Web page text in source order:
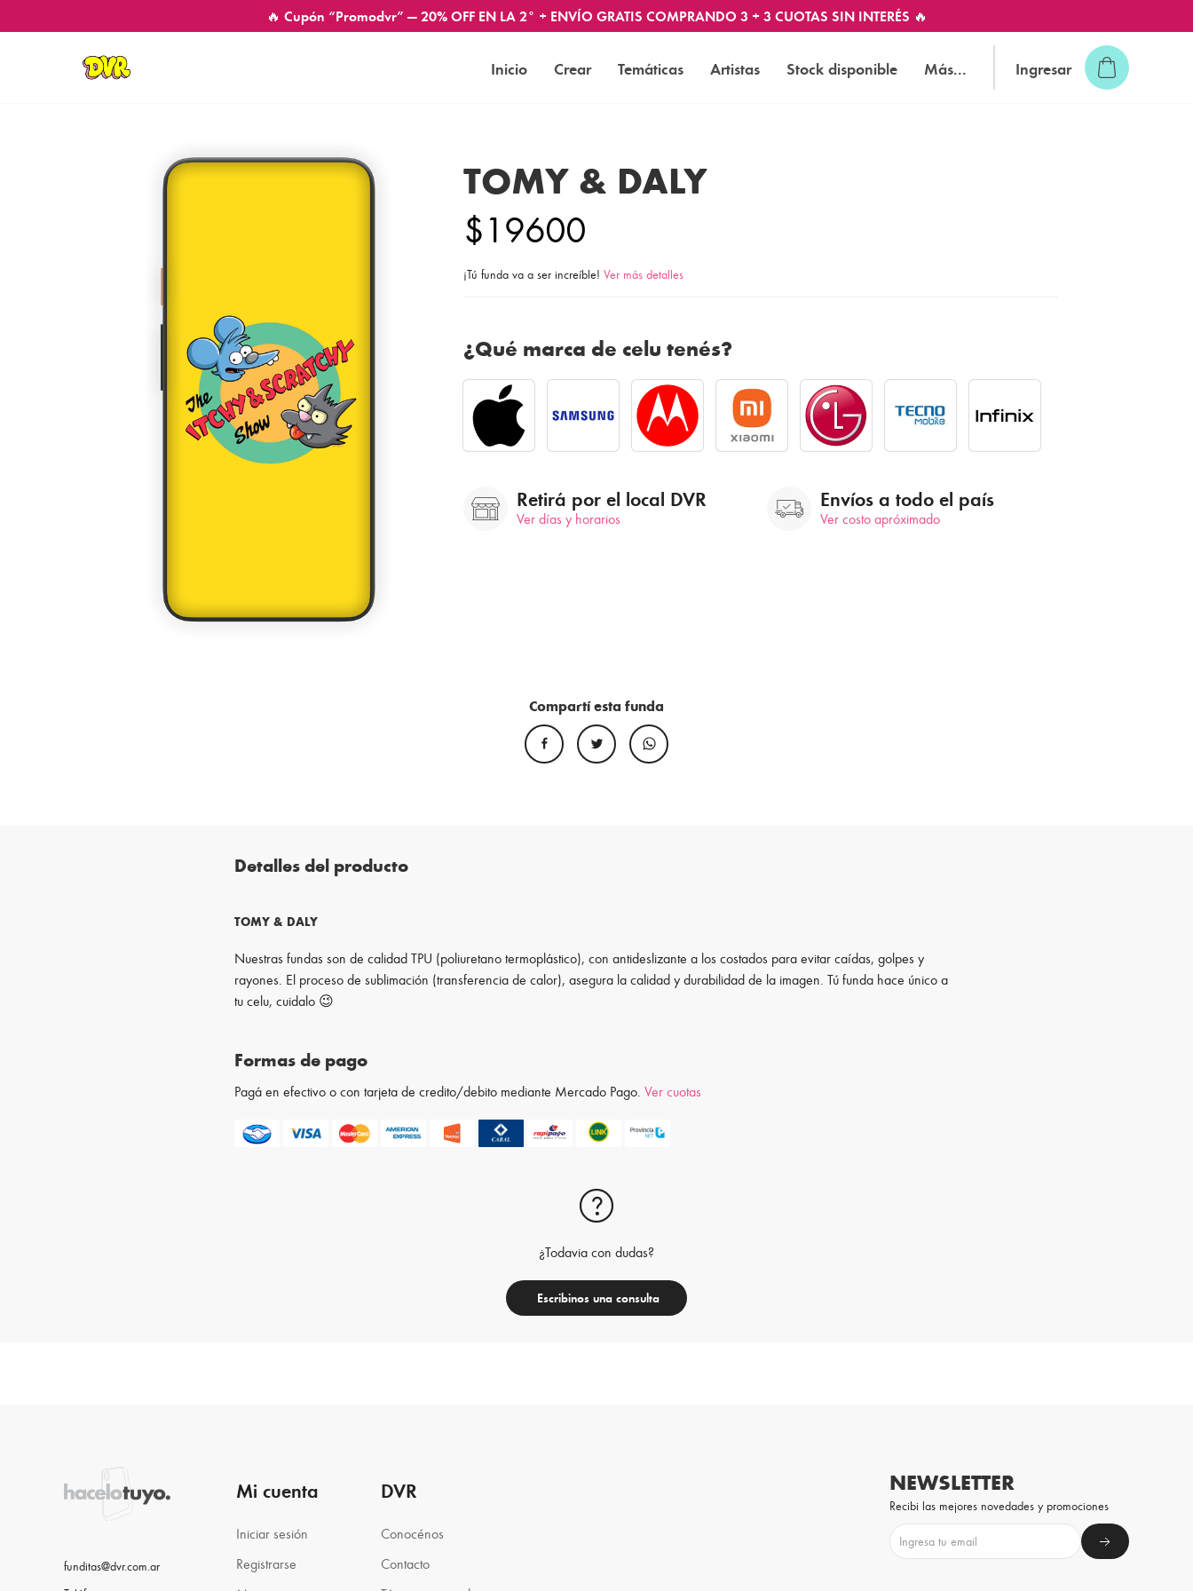
🔥 Cupón “Promodvr” — 20% OFF EN LA 2° + ENVÍO GRATIS COMPRANDO 3 + 3 CUOTAS SIN INTERÉS 🔥
Inicio Crear Temáticas Artistas Stock disponible Más... Ingresar
TOMY & DALY
$19600
¡Tú funda va a ser increíble! Ver más detalles
¿Qué marca de celu tenés?
Retirá por el local DVR
Ver días y horarios
Envíos a todo el país
Ver costo apróximado
Compartí esta funda
Detalles del producto
TOMY & DALY
Nuestras fundas son de calidad TPU (poliuretano termoplástico), con antideslizante a los costados para evitar caídas, golpes y
rayones. El proceso de sublimación (transferencia de calor), asegura la calidad y durabilidad de la imagen. Tú funda hace único a
tu celu, cuidalo 😉
Formas de pago
Pagá en efectivo o con tarjeta de credito/debito mediante Mercado Pago.Ver cuotas
¿Todavia con dudas?
Escribinos una consulta
funditas@dvr.com.ar
Mi cuenta
Iniciar sesión
Registrarse
DVR
Conocénos
Contacto
NEWSLETTER
Recibi las mejores novedades y promociones